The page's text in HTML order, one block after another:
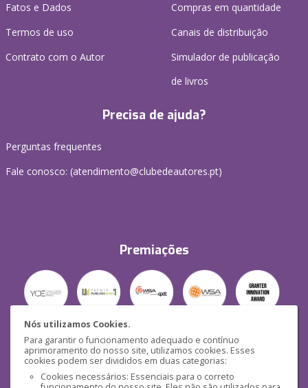
Nós utilizamos Cookies.
Para garantir o funcionamento adequado e contínuo
aprimoramento do nosso site, utilizamos cookies. Esses
cookies podem ser divididos em duas categorias:
Cookies necessários: Essenciais para o correto
Fatos e Dados
Termos de uso
Contrato com o Autor
Compras em quantidade
Canais de distribuição
Simulador de publicação
de livros
Precisa de ajuda?
Perguntas frequentes
Fale conosco: (atendimento@clubedeautores.pt)
Premiações
Segurança